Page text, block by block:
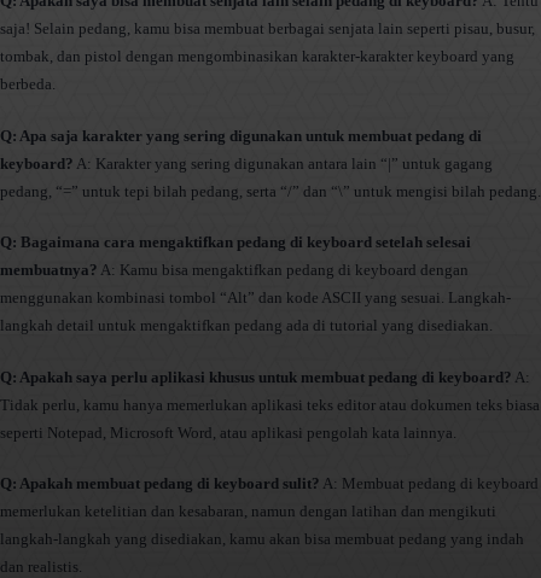
saja! Selain pedang, kamu bisa membuat berbagai senjata lain seperti pisau, busur,
tombak, dan pistol dengan mengombinasikan karakter-karakter keyboard yang
berbeda.
Q: Apa saja karakter yang sering digunakan untuk membuat pedang di
keyboard? A: Karakter yang sering digunakan antara lain “|” untuk gagang
pedang, “=” untuk tepi bilah pedang, serta “/” dan “\” untuk mengisi bilah pedang.
Q: Bagaimana cara mengaktifkan pedang di keyboard setelah selesai
membuatnya? A: Kamu bisa mengaktifkan pedang di keyboard dengan
menggunakan kombinasi tombol “Alt” dan kode ASCII yang sesuai. Langkah-
langkah detail untuk mengaktifkan pedang ada di tutorial yang disediakan.
Q: Apakah saya perlu aplikasi khusus untuk membuat pedang di keyboard? A:
Tidak perlu, kamu hanya memerlukan aplikasi teks editor atau dokumen teks biasa
seperti Notepad, Microsoft Word, atau aplikasi pengolah kata lainnya.
Q: Apakah membuat pedang di keyboard sulit? A: Membuat pedang di keyboard
memerlukan ketelitian dan kesabaran, namun dengan latihan dan mengikuti
langkah-langkah yang disediakan, kamu akan bisa membuat pedang yang indah
dan realistis.